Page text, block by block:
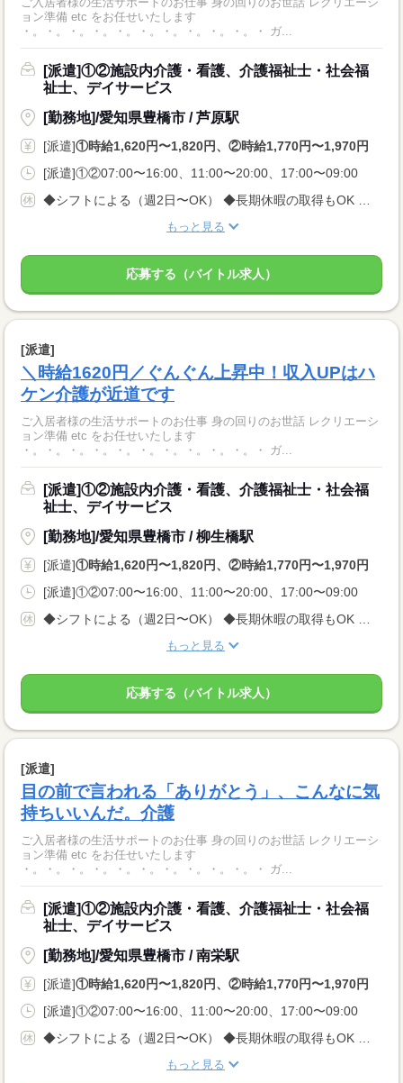
ョン準備 etc をお任せいたします
・。・。・。・。・。・。・。・。・。・。・ ガ...
[派遣]①②施設内介護・看護、介護福祉士・社会福
祉士、デイサービス
[勤務地]/愛知県豊橋市 / 芦原駅
[派遣]①時給1,620円〜1,820円、②時給1,770円〜1,970円
[派遣]①②07:00〜16:00、11:00〜20:00、17:00〜09:00
◆シフトによる（週2日〜OK） ◆長期休暇の取得もOK 勤務曜日、休み希望はお気軽にご相談ください やむを得ない急なお休みにも理解のある職場です
もっと見る
応募する（バイトル求人）
[派遣]
＼時給1620円／ぐんぐん上昇中！収入UPはハ
ケン介護が近道です
ご入居者様の生活サポートのお仕事 身の回りのお世話 レクリエーシ
ョン準備 etc をお任せいたします
・。・。・。・。・。・。・。・。・。・。・ ガ...
[派遣]①②施設内介護・看護、介護福祉士・社会福
祉士、デイサービス
[勤務地]/愛知県豊橋市 / 柳生橋駅
[派遣]①時給1,620円〜1,820円、②時給1,770円〜1,970円
[派遣]①②07:00〜16:00、11:00〜20:00、17:00〜09:00
◆シフトによる（週2日〜OK） ◆長期休暇の取得もOK 勤務曜日、休み希望はお気軽にご相談ください やむを得ない急なお休みにも理解のある職場です
もっと見る
応募する（バイトル求人）
[派遣]
目の前で言われる「ありがとう」、こんなに気
持ちいいんだ。介護
ご入居者様の生活サポートのお仕事 身の回りのお世話 レクリエーシ
ョン準備 etc をお任せいたします
・。・。・。・。・。・。・。・。・。・。・ ガ...
[派遣]①②施設内介護・看護、介護福祉士・社会福
祉士、デイサービス
[勤務地]/愛知県豊橋市 / 南栄駅
[派遣]①時給1,620円〜1,820円、②時給1,770円〜1,970円
[派遣]①②07:00〜16:00、11:00〜20:00、17:00〜09:00
◆シフトによる（週2日〜OK） ◆長期休暇の取得もOK 勤務曜日、休み希望はお気軽にご相談ください やむを得ない急なお休みにも理解のある職場です
もっと見る